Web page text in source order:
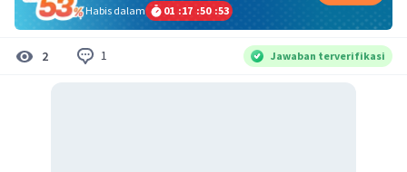
Habis dalam
01 :17 :50 :53
2 1 Jawaban terverifikasi